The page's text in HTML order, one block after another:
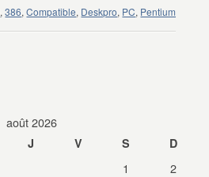
,386,Compatible, Deskpro, PC, Pentium
août 2026
J V S D
1
2